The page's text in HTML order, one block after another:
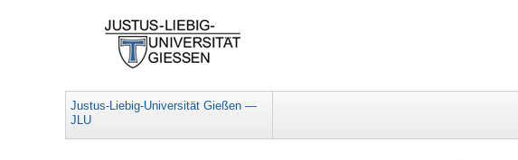
Justus-Liebig-Universität Gießen —
JLU